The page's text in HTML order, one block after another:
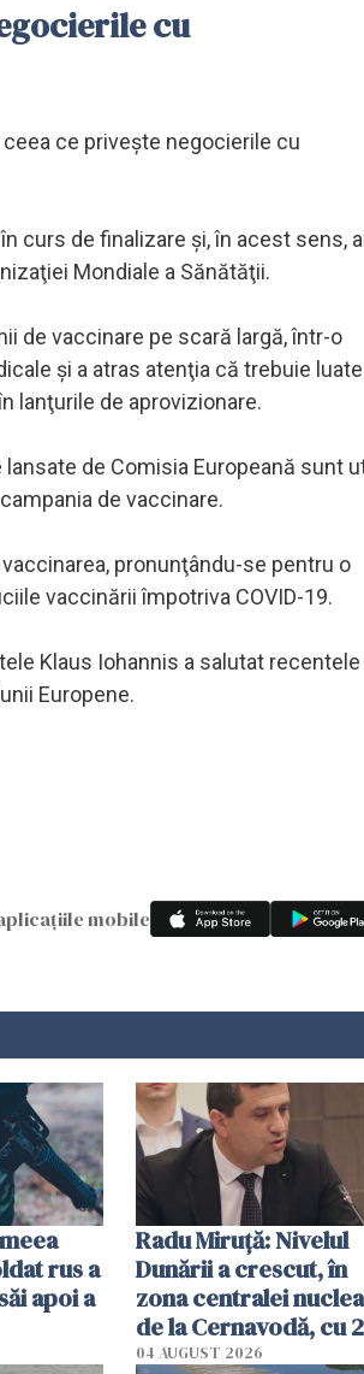
cu
ce priveşte negocierile cu
curs de finalizare şi, în acest sens,
Mondiale a Sănătăţii.
de vaccinare pe scară largă, într-o
şi a atras atenţia că trebuie luate
lanţurile de aprovizionare.
de Comisia Europeană sunt
de vaccinare.
pronunţându-se pentru o
vaccinării împotriva COVID-19.
Klaus Iohannis a salutat recentele
Europene.
mobile
rus a
apoi a
Radu Miruţă: Nivelul
Dunării a crescut, în
zona centralei
de la Cernavodă, cu 2
cm faţă de ziua
04 AUGUST 2026